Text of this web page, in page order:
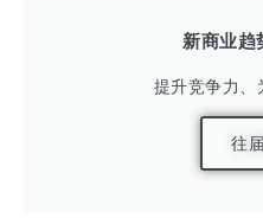
新商业趋
提升竞争力、
往